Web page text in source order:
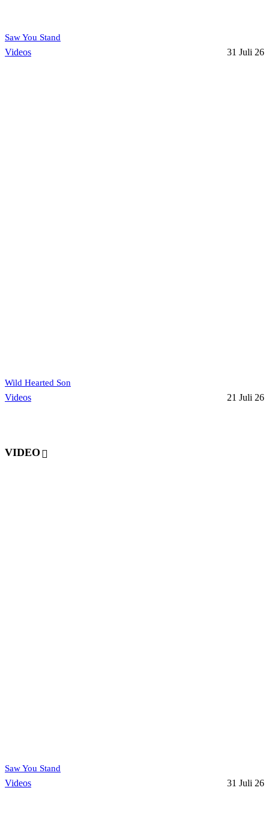
Saw You Stand
Videos 31 Juli 26
Wild Hearted Son
Videos 21 Juli 26
VIDEO
Saw You Stand
Videos 31 Juli 26